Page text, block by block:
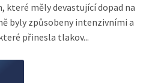
které měly devastující dopad na
byly způsobeny intenzivními a
přinesla tlakov...